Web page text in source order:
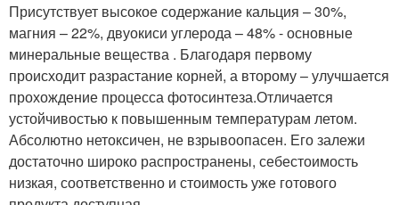
Присутствует высокое содержание кальция – 30%,
магния – 22%, двуокиси углерода – 48% - основные
минеральные вещества . Благодаря первому
происходит разрастание корней, а второму – улучшается
прохождение процесса фотосинтеза.Отличается
устойчивостью к повышенным температурам летом.
Абсолютно нетоксичен, не взрывоопасен. Его залежи
достаточно широко распространены, себестоимость
низкая, соответственно и стоимость уже готового